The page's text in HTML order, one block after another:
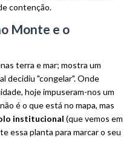
contenção.
Monte e o
terra e mar; mostra um
decidiu "congelar". Onde
hoje impuseram-nos um
é o que está no mapa, mas
institucional (que vemos em
essa planta para marcar o seu